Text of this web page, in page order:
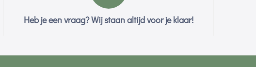
Heb je een vraag? Wij staan altijd voor je klaar!